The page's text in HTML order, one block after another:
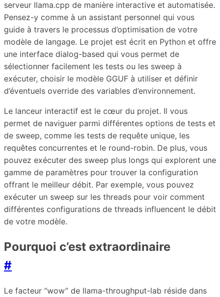
serveur llama.cpp de manière interactive et automatisée.
Pensez-y comme à un assistant personnel qui vous
guide à travers le processus d’optimisation de votre
modèle de langage. Le projet est écrit en Python et offre
une interface dialog-based qui vous permet de
sélectionner facilement les tests ou les sweep à
exécuter, choisir le modèle GGUF à utiliser et définir
d’éventuels override des variables d’environnement.
Le lanceur interactif est le cœur du projet. Il vous
permet de naviguer parmi différentes options de tests et
de sweep, comme les tests de requête unique, les
requêtes concurrentes et le round-robin. De plus, vous
pouvez exécuter des sweep plus longs qui explorent une
gamme de paramètres pour trouver la configuration
offrant le meilleur débit. Par exemple, vous pouvez
exécuter un sweep sur les threads pour voir comment
différentes configurations de threads influencent le débit
de votre modèle.
Pourquoi c’est extraordinaire
#
Le facteur “wow” de llama-throughput-lab réside dans